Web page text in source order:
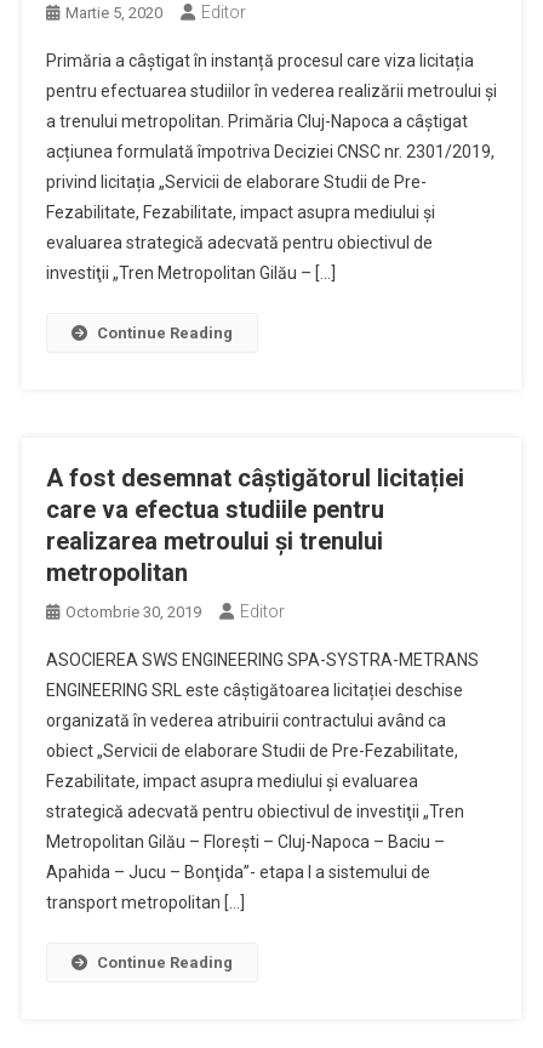
Martie 5, 2020 Editor
Primăria a câștigat în instanță procesul care viza licitația
pentru efectuarea studiilor în vederea realizării metroului și
a trenului metropolitan. Primăria Cluj-Napoca a câștigat
acțiunea formulată împotriva Deciziei CNSC nr. 2301/2019,
privind licitația „Servicii de elaborare Studii de Pre-
Fezabilitate, Fezabilitate, impact asupra mediului şi
evaluarea strategică adecvată pentru obiectivul de
investiţii „Tren Metropolitan Gilău – […]
Continue Reading
A fost desemnat câștigătorul licitației
care va efectua studiile pentru
realizarea metroului și trenului
metropolitan
Octombrie 30, 2019 Editor
ASOCIEREA SWS ENGINEERING SPA-SYSTRA-METRANS
ENGINEERING SRL este câștigătoarea licitației deschise
organizată în vederea atribuirii contractului având ca
obiect „Servicii de elaborare Studii de Pre-Fezabilitate,
Fezabilitate, impact asupra mediului şi evaluarea
strategică adecvată pentru obiectivul de investiţii „Tren
Metropolitan Gilău – Floreşti – Cluj-Napoca – Baciu –
Apahida – Jucu – Bonţida”- etapa I a sistemului de
transport metropolitan […]
Continue Reading